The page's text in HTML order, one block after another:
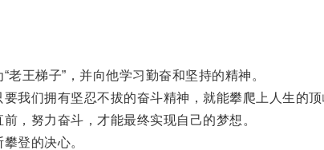
王梯子”，并向他学习勤奋和坚持的精神。
们拥有坚忍不拔的奋斗精神，就能攀爬上人生的顶
努力奋斗，才能最终实现自己的梦想。
登的决心。